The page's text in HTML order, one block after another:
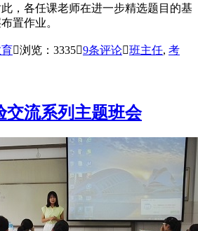
，各任课老师在进一步精选题目的基
置作业。
浏览：33359条评论班主任, 考
交流系列主题班会